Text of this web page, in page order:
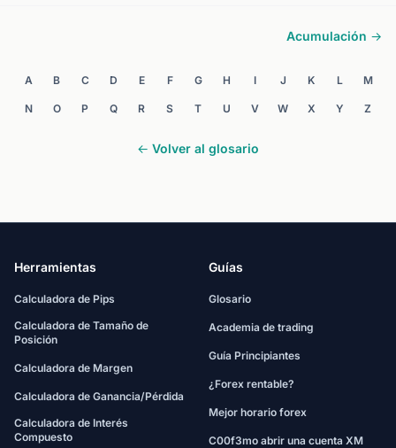
Acumulación →
A B C D E F G H I J K L M
N O P Q R S T U V W X Y Z
← Volver al glosario
Herramientas
Calculadora de Pips
Calculadora de Tamaño de
Posición
Calculadora de Margen
Calculadora de Ganancia/Pérdida
Calculadora de Interés
Compuesto
Guías
Glosario
Academia de trading
Guía Principiantes
¿Forex rentable?
Mejor horario forex
C00f3mo abrir una cuenta XM